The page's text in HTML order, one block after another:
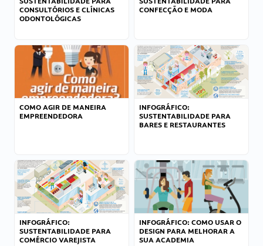
CONSULTÓRIOS E CLÍNICAS
ODONTOLÓGICAS
CONFECÇÃO E MODA
COMO AGIR DE MANEIRA
EMPREENDEDORA
INFOGRÁFICO:
SUSTENTABILIDADE PARA
BARES E RESTAURANTES
INFOGRÁFICO:
SUSTENTABILIDADE PARA
COMÉRCIO VAREJISTA
INFOGRÁFICO: COMO USAR O
DESIGN PARA MELHORAR A
SUA ACADEMIA